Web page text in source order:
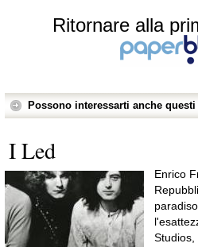
Ritornare alla
Possono interessarti anche
I Led
Enrico
Studios,